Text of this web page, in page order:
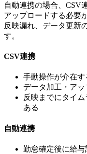
自動連携の場合、CSV
アップロードする必要
反映漏れ、データ更新
す。
CSV連携
手動操作が介在す
データ加工・ア
反映までにタイ
ある
自動連携
勤怠確定後に給